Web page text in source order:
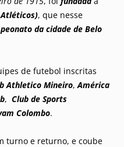
, que nesse
da cidade de Belo
de futebol inscritas
Athletico Mineiro,América
, Club de Sports
Colombo.
turno e returno, e coube